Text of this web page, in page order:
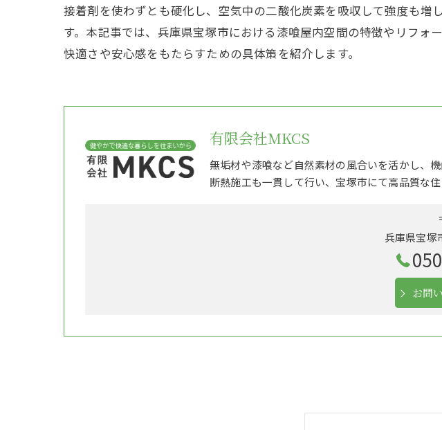
接着剤を使わずとも硬化し、空気中の二酸化炭素を吸収して強度も
す。本記事では、兵庫県宝塚市における漆喰屋内空間の特徴やリフ
快適さや安心感をもたらすための具体策を紹介します。
有限会社MKCS
無垢材や漆喰など自然素材の風合いを活かし、
断熱施工も一貫して行い、宝塚市にて高品質な
兵庫県宝塚
お問